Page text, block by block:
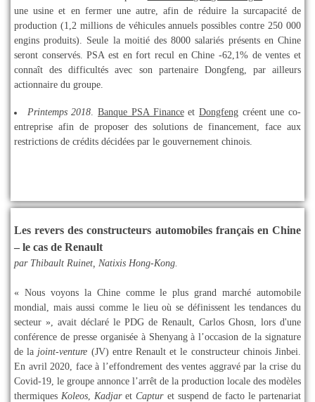
une usine et en fermer une autre, afin de réduire la surcapacité de
production (1,2 millions de véhicules annuels possibles contre 250 000
engins produits). Seule la moitié des 8000 salariés présents en Chine
seront conservés. PSA est en fort recul en Chine -62,1% de ventes et
connaît des difficultés avec son partenaire Dongfeng, par ailleurs
actionnaire du groupe.
Printemps 2018 .Banque PSA Financeet Dongfengcréent une co-
entreprise afin de proposer des solutions de financement, face aux
restrictions de crédits décidées par le gouvernement chinois.
Les revers des constructeurs automobiles français en Chine
– le cas de Renault
par Thibault Ruinet, Natixis Hong-Kong.
« Nous voyons la Chine comme le plus grand marché automobile
mondial, mais aussi comme le lieu où se définissent les tendances du
secteur », avait déclaré le PDG de Renault, Carlos Ghosn, lors d'une
conférence de presse organisée à Shenyang à l’occasion de la signature
de la joint-venture (JV) entre Renault et le constructeur chinois Jinbei.
En avril 2020, face à l’effondrement des ventes aggravé par la crise du
Covid-19, le groupe annonce l’arrêt de la production locale des modèles
thermiques Koleos KadjaretCapturet suspend de facto le partenariat